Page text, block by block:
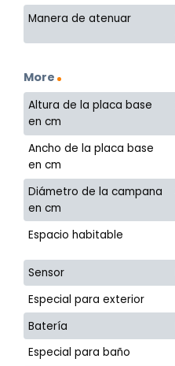
Manera de atenuar
More
Altura de la placa base
en cm
Ancho de la placa base
en cm
Diámetro de la campana
en cm
Espacio habitable
Sensor
Especial para exterior
Batería
Especial para baño